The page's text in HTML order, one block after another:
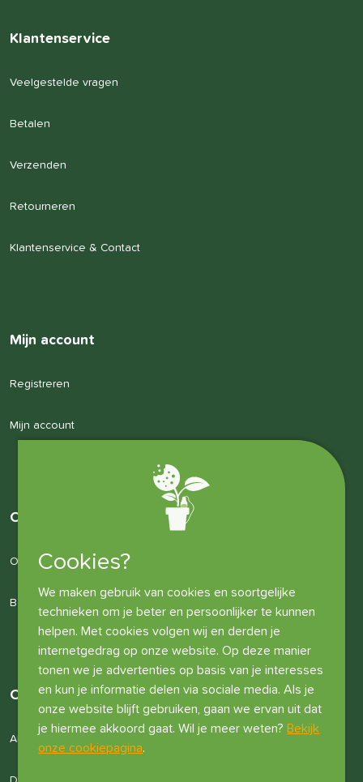
Cookies?
We maken gebruik van cookies en soortgelijke
technieken om je beter en persoonlijker te kunnen
helpen. Met cookies volgen wij en derden je
internetgedrag op onze website. Op deze manier
tonen we je advertenties op basis van je interesses
en kun je informatie delen via sociale media. Als je
onze website blijft gebruiken, gaan we ervan uit dat
je hiermee akkoord gaat. Wil je meer weten?Bekijk
onze cookiepagina.
Klantenservice
Veelgestelde vragen
Betalen
Verzenden
Retourneren
Klantenservice & Contact
Mijn account
Registreren
Mijn account
Over ons
Over ons
Bedrijfsgegevens
Overige informatie
Algemene voorwaarden